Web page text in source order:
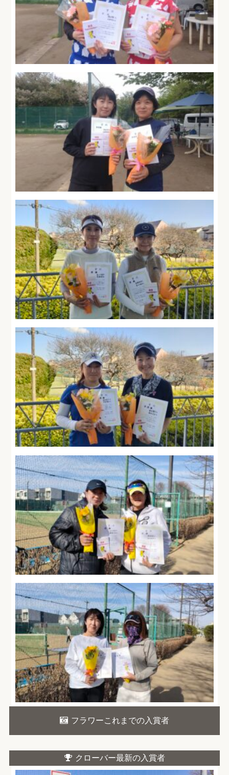
フラワーこれまでの入賞者
クローバー最新の入賞者